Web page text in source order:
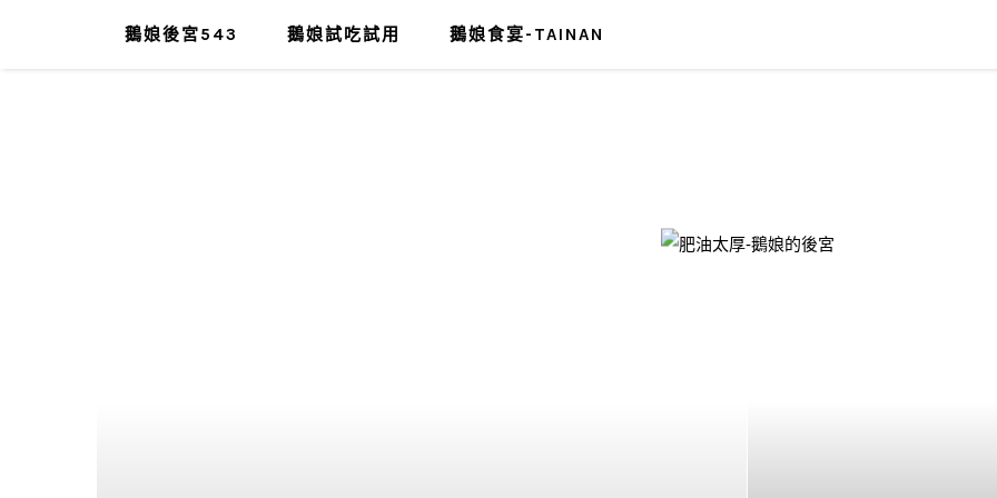
鵝娘後宮543 鵝娘試吃試用 鵝娘食宴-TAINAN
肥油太厚-鵝娘的後宮